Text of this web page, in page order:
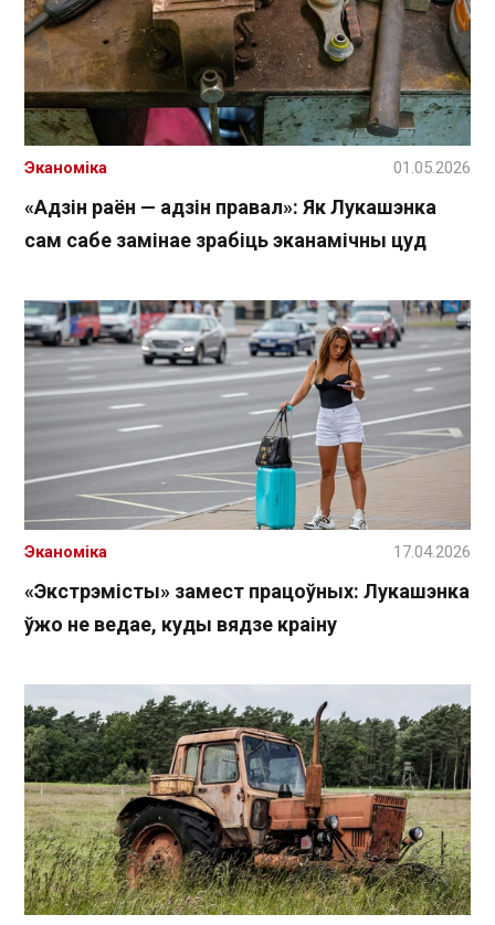
«Адзін раён — адзін правал»: Як Лукашэнка
сам сабе замінае зрабіць эканамічны цуд
Эканоміка 01.05.2026
«Экстрэмісты» замест працоўных: Лукашэнка
ўжо не ведае, куды вядзе краіну
Эканоміка 17.04.2026